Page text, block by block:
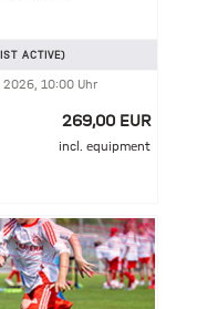
ACTIVE)
10:00 Uhr
269,00 EUR
incl. equipment